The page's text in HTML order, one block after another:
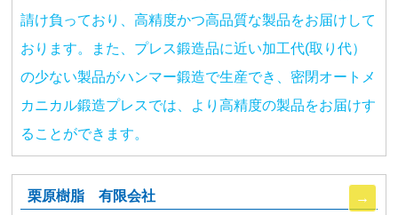
請け負っており、高精度かつ高品質な製品をお届けして
おります。また、プレス鍛造品に近い加工代(取り代）
の少ない製品がハンマー鍛造で生産でき、密閉オートメ
カニカル鍛造プレスでは、より高精度の製品をお届けす
ることができます。
栗原樹脂 有限会社